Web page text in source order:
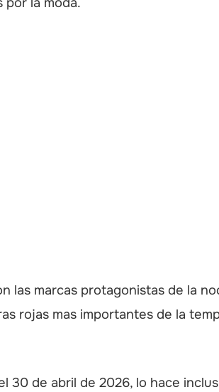
las marcas protagonistas de la
rojas mas importantes de la
30 de abril de 2026, lo hace